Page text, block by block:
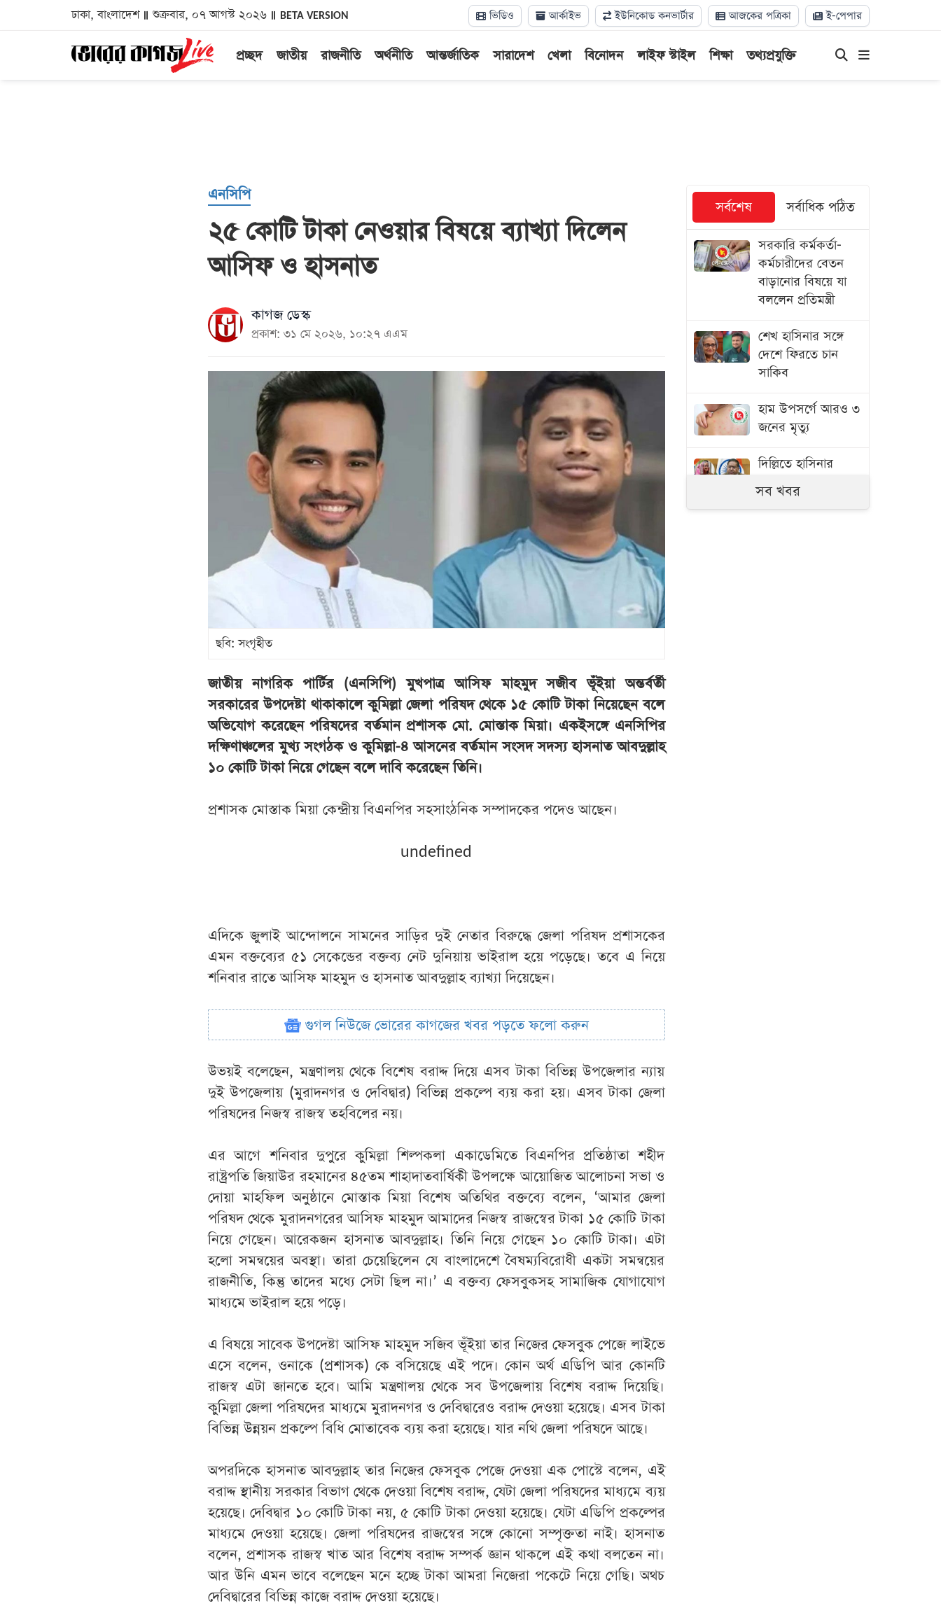
ঢাকা, বাংলাদেশ শুক্রবার, ০৭ আগস্ট ২০২৬ BETA VERSION ভিডিও আর্কাইভ ইউনিকোড কনভার্টার আজকের পত্রিকা ই-পেপার
প্রচ্ছদ জাতীয় রাজনীতি অর্থনীতি আন্তর্জাতিক সারাদেশ খেলা বিনোদন লাইফ স্টাইল শিক্ষা তথ্যপ্রযুক্তি
এনসিপি
২৫ কোটি টাকা নেওয়ার বিষয়ে ব্যাখ্যা দিলেন
আসিফ ও হাসনাত
কাগজ ডেস্ক
প্রকাশ: ৩১ মে ২০২৬, ১০:২৭ এএম
ছবি: সংগৃহীত
জাতীয় নাগরিক পার্টির (এনসিপি) মুখপাত্র আসিফ মাহমুদ সজীব ভূঁইয়া অন্তর্বর্তী
সরকারের উপদেষ্টা থাকাকালে কুমিল্লা জেলা পরিষদ থেকে ১৫ কোটি টাকা নিয়েছেন বলে
অভিযোগ করেছেন পরিষদের বর্তমান প্রশাসক মো. মোস্তাক মিয়া। একইসঙ্গে এনসিপির
দক্ষিণাঞ্চলের মুখ্য সংগঠক ও কুমিল্লা-৪ আসনের বর্তমান সংসদ সদস্য হাসনাত আবদুল্লাহ
১০ কোটি টাকা নিয়ে গেছেন বলে দাবি করেছেন তিনি।
প্রশাসক মোস্তাক মিয়া কেন্দ্রীয় বিএনপির সহসাংঠনিক সম্পাদকের পদেও আছেন।
undefined
এদিকে জুলাই আন্দোলনে সামনের সাড়ির দুই নেতার বিরুদ্ধে জেলা পরিষদ প্রশাসকের
এমন বক্তব্যের ৫১ সেকেন্ডের বক্তব্য নেট দুনিয়ায় ভাইরাল হয়ে পড়েছে। তবে এ নিয়ে
শনিবার রাতে আসিফ মাহমুদ ও হাসনাত আবদুল্লাহ ব্যাখ্যা দিয়েছেন।
গুগল নিউজে ভোরের কাগজের খবর পড়তে ফলো করুন
উভয়ই বলেছেন, মন্ত্রণালয় থেকে বিশেষ বরাদ্দ দিয়ে এসব টাকা বিভিন্ন উপজেলার ন্যায়
দুই উপজেলায় (মুরাদনগর ও দেবিদ্বার) বিভিন্ন প্রকল্পে ব্যয় করা হয়। এসব টাকা জেলা
পরিষদের নিজস্ব রাজস্ব তহবিলের নয়।
এর আগে শনিবার দুপুরে কুমিল্লা শিল্পকলা একাডেমিতে বিএনপির প্রতিষ্ঠাতা শহীদ
রাষ্ট্রপতি জিয়াউর রহমানের ৪৫তম শাহাদাতবার্ষিকী উপলক্ষে আয়োজিত আলোচনা সভা ও
দোয়া মাহফিল অনুষ্ঠানে মোস্তাক মিয়া বিশেষ অতিথির বক্তব্যে বলেন, ‘আমার জেলা
পরিষদ থেকে মুরাদনগরের আসিফ মাহমুদ আমাদের নিজস্ব রাজস্বের টাকা ১৫ কোটি টাকা
নিয়ে গেছেন। আরেকজন হাসনাত আবদুল্লাহ। তিনি নিয়ে গেছেন ১০ কোটি টাকা। এটা
হলো সমন্বয়ের অবস্থা। তারা চেয়েছিলেন যে বাংলাদেশে বৈষম্যবিরোধী একটা সমন্বয়ের
রাজনীতি, কিন্তু তাদের মধ্যে সেটা ছিল না।’ এ বক্তব্য ফেসবুকসহ সামাজিক যোগাযোগ
মাধ্যমে ভাইরাল হয়ে পড়ে।
এ বিষয়ে সাবেক উপদেষ্টা আসিফ মাহমুদ সজিব ভূঁইয়া তার নিজের ফেসবুক পেজে লাইভে
এসে বলেন, ওনাকে (প্রশাসক) কে বসিয়েছে এই পদে। কোন অর্থ এডিপি আর কোনটি
রাজস্ব এটা জানতে হবে। আমি মন্ত্রণালয় থেকে সব উপজেলায় বিশেষ বরাদ্দ দিয়েছি।
কুমিল্লা জেলা পরিষদের মাধ্যমে মুরাদনগর ও দেবিদ্বারেও বরাদ্দ দেওয়া হয়েছে। এসব টাকা
বিভিন্ন উন্নয়ন প্রকল্পে বিধি মোতাবেক ব্যয় করা হয়েছে। যার নথি জেলা পরিষদে আছে।
অপরদিকে হাসনাত আবদুল্লাহ তার নিজের ফেসবুক পেজে দেওয়া এক পোস্টে বলেন, এই
বরাদ্দ স্থানীয় সরকার বিভাগ থেকে দেওয়া বিশেষ বরাদ্দ, যেটা জেলা পরিষদের মাধ্যমে ব্যয়
হয়েছে। দেবিদ্বার ১০ কোটি টাকা নয়, ৫ কোটি টাকা দেওয়া হয়েছে। যেটা এডিপি প্রকল্পের
মাধ্যমে দেওয়া হয়েছে। জেলা পরিষদের রাজস্বের সঙ্গে কোনো সম্পৃক্ততা নাই। হাসনাত
বলেন, প্রশাসক রাজস্ব খাত আর বিশেষ বরাদ্দ সম্পর্ক জ্ঞান থাকলে এই কথা বলতেন না।
আর উনি এমন ভাবে বলেছেন মনে হচ্ছে টাকা আমরা নিজেরা পকেটে নিয়ে গেছি। অথচ
দেবিদ্বারের বিভিন্ন কাজে বরাদ্দ দেওয়া হয়েছে।
সর্বশেষ সর্বাধিক পঠিত
সরকারি কর্মকর্তা-
কর্মচারীদের বেতন
বাড়ানোর বিষয়ে যা
বললেন প্রতিমন্ত্রী
শেখ হাসিনার সঙ্গে
দেশে ফিরতে চান
সাকিব
হাম উপসর্গে আরও ৩
জনের মৃত্যু
দিল্লিতে হাসিনার
বক্তব্য নিয়ে যা বলছে
ভারত
সব খবর